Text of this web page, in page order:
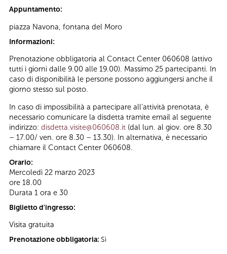
Appuntamento:
piazza Navona, fontana del Moro
Informazioni:
Prenotazione obbligatoria al Contact Center 060608 (attivo
tutti i giorni dalle 9.00 alle 19.00). Massimo 25 partecipanti. In
caso di disponibilità le persone possono aggiungersi anche il
giorno stesso sul posto.
In caso di impossibilità a partecipare all’attività prenotata, è
necessario comunicare la disdetta tramite email al seguente
indirizzo: disdetta.visite@060608.it (dal lun. al giov. ore 8.30
– 17.00/ ven. ore 8.30 – 13.30). In alternativa, è necessario
chiamare il Contact Center 060608.
Orario:
Mercoledì 22 marzo 2023
ore 18.00
Durata 1 ora e 30
Biglietto d'ingresso:
Visita gratuita
Prenotazione obbligatoria: Sì